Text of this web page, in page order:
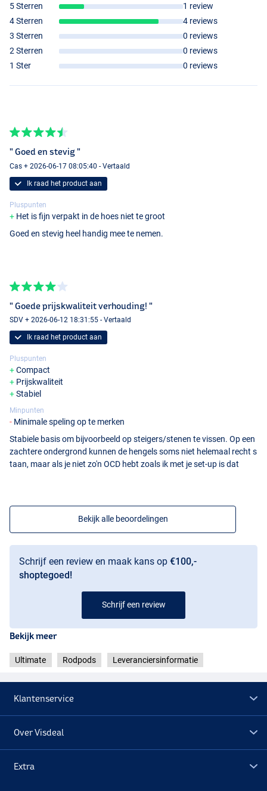
5 Sterren
1 review
4 Sterren
4 reviews
3 Sterren
0 reviews
2 Sterren
0 reviews
1 Ster
0 reviews
" Goed en stevig "
Cas + 2026-06-17 08:05:40 - Vertaald
Ik raad het product aan
Pluspunten
Het is fijn verpakt in de hoes niet te groot
Goed en stevig heel handig mee te nemen.
" Goede prijskwaliteit verhouding! "
SDV + 2026-06-12 18:31:55 - Vertaald
Ik raad het product aan
Pluspunten
Compact
Prijskwaliteit
Stabiel
Minpunten
Minimale speling op te merken
Stabiele basis om bijvoorbeeld op steigers/stenen te vissen. Op een
zachtere ondergrond kunnen de hengels soms niet helemaal recht s
taan, maar als je niet zo'n OCD hebt zoals ik met je set-up is dat
Bekijk alle beoordelingen
Schrijf een review en maak kans op €100,-
shoptegoed!
Schrijf een review
Bekijk meer
Ultimate Rodpods Leveranciersinformatie
Klantenservice
Over Visdeal
Extra